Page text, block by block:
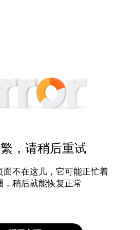
，请稍后重试
面不在这儿，它可能正忙着
，稍后就能恢复正常